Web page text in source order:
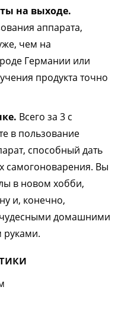
на выходе.
аппарата,
чем на
Германии или
продукта точно
Всего за 3 с
в пользование
способный дать
самогоноварения. Вы
в новом хобби,
и, конечно,
чудесными домашними
руками.